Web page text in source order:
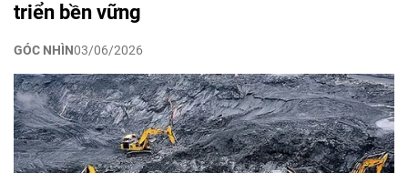
triển bền vững
GÓC NHÌN03/06/2026